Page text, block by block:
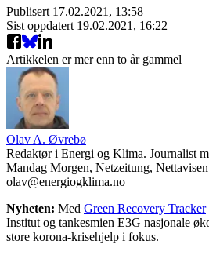
Publisert 17.02.2021, 13:58
Sist oppdatert 19.02.2021, 16:22
Artikkelen er mer enn to år gammel
Olav A. Øvrebø
Redaktør i Energi og Klima. Journalist
Mandag Morgen, Netzeitung,
olav@energiogklima.no
Nyheten: Med Green Recovery Tracker
Institut og tankesmien E3G nasjonale
store korona-krisehjelp i fokus.